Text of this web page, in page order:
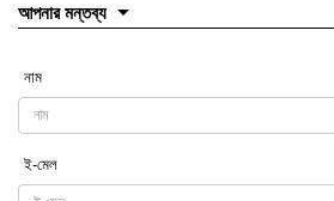
আপনার মন্তব্য
নাম
ই-মেল